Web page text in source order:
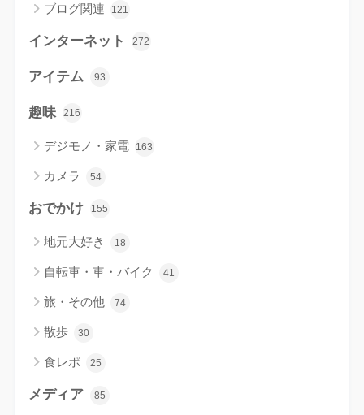
ブログ関連 121
インターネット 272
アイテム 93
趣味 216
デジモノ・家電 163
カメラ 54
おでかけ 155
地元大好き 18
自転車・車・バイク 41
旅・その他 74
散歩 30
食レポ 25
メディア 85